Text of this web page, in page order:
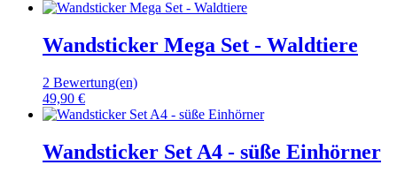
Wandsticker Mega Set - Waldtiere
2 Bewertung(en)
49,90 €
Wandsticker Set A4 - süße Einhörner